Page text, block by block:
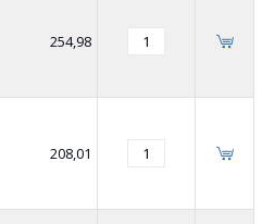
254,98
208,01